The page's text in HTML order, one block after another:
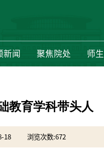
新闻 聚焦院处 师
教育学科带头人
18 浏览次数:672